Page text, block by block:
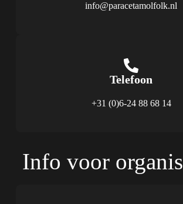
info@paracetamolfolk.nl
Telefoon
+31 (0)6-24 88 68 14
Info voor